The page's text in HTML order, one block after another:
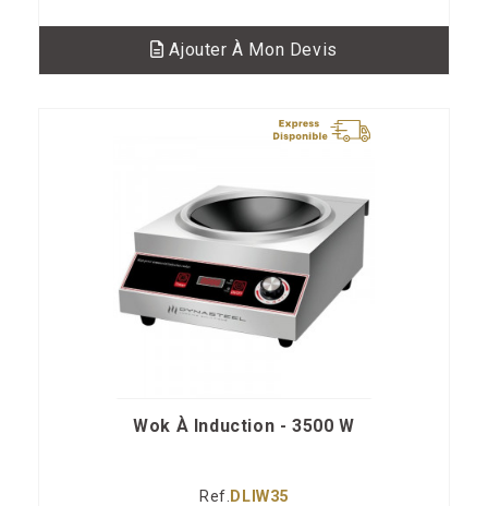
Ajouter À Mon Devis
Wok À Induction - 3500 W
Ref. DLIW35